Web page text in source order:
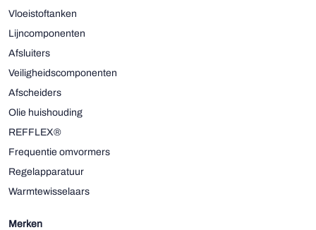
Vloeistoftanken
Lijncomponenten
Afsluiters
Veiligheidscomponenten
Afscheiders
Olie huishouding
REFFLEX®
Frequentie omvormers
Regelapparatuur
Warmtewisselaars
Merken